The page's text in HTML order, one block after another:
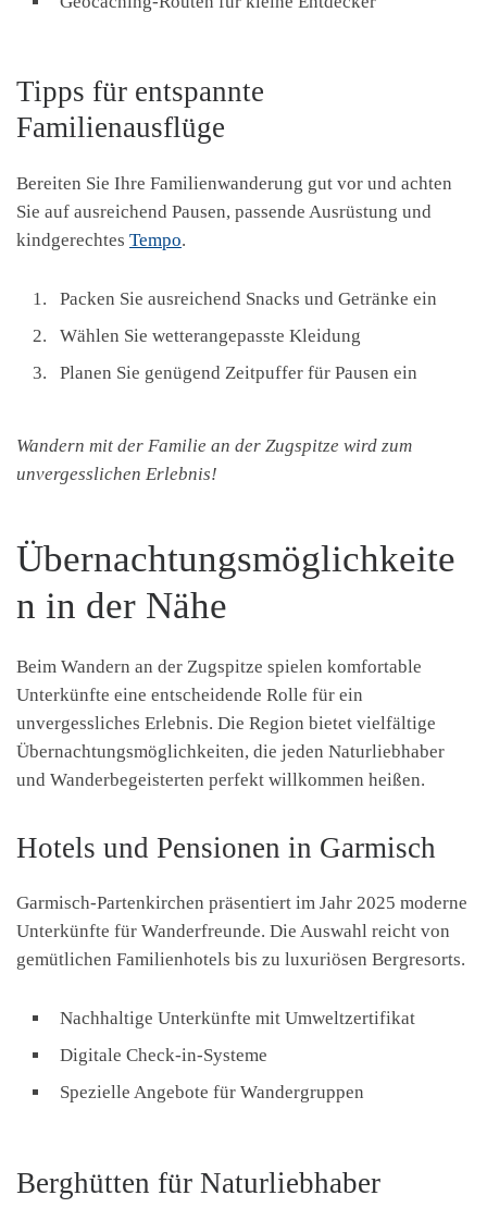
Tipps für entspannte
Familienausflüge
Bereiten Sie Ihre Familienwanderung gut vor und achten
Sie auf ausreichend Pausen, passende Ausrüstung und
kindgerechtes Tempo.
Packen Sie ausreichend Snacks und Getränke ein
Wählen Sie wetterangepasste Kleidung
Planen Sie genügend Zeitpuffer für Pausen ein
Wandern mit der Familie an der Zugspitze wird zum
unvergesslichen Erlebnis!
Übernachtungsmöglichkeite
n in der Nähe
Beim Wandern an der Zugspitze spielen komfortable
Unterkünfte eine entscheidende Rolle für ein
unvergessliches Erlebnis. Die Region bietet vielfältige
Übernachtungsmöglichkeiten, die jeden Naturliebhaber
und Wanderbegeisterten perfekt willkommen heißen.
Hotels und Pensionen in Garmisch
Garmisch-Partenkirchen präsentiert im Jahr 2025 moderne
Unterkünfte für Wanderfreunde. Die Auswahl reicht von
gemütlichen Familienhotels bis zu luxuriösen Bergresorts.
Nachhaltige Unterkünfte mit Umweltzertifikat
Digitale Check-in-Systeme
Spezielle Angebote für Wandergruppen
Berghütten für Naturliebhaber